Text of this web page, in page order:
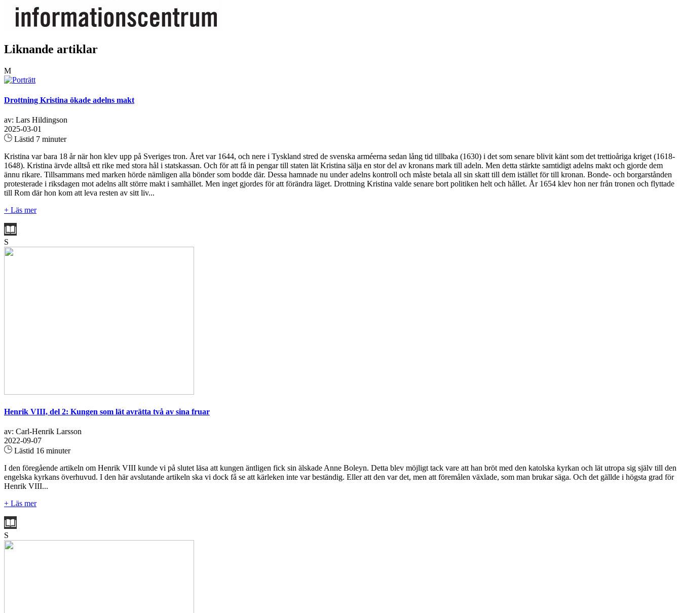
Liknande artiklar
M
Drottning Kristina ökade adelns makt
av: Lars Hildingson
2025-03-01
Lästid 7 minuter
Kristina var bara 18 år när hon klev upp på Sveriges tron. Året var 1644, och nere i Tyskland stred de svenska arméerna sedan lång tid tillbaka (1630) i det som senare blivit känt som det trettioåriga kriget (1618-
1648). Kristina ärvde alltså ett rike med stora hål i statskassan. Och för att få in pengar till staten lät Kristina sälja en stor del av kronans mark till adeln. Men detta stärkte samtidigt adelns makt och gjorde dem
ännu rikare. Tillsammans med marken hörde nämligen alla bönder som bodde där. Dessa hamnade nu under adelns kontroll och måste betala all sin skatt till dem istället för till kronan. Bonde- och borgarstånden
protesterade i riksdagen mot adelns allt större makt i samhället. Men inget gjordes för att förändra läget. Drottning Kristina valde senare bort politiken helt och hållet. År 1654 klev hon ner från tronen och flyttade
till Rom där hon kom att leva resten av sitt liv...
+ Läs mer
S
Henrik VIII, del 2: Kungen som lät avrätta två av sina fruar
av: Carl-Henrik Larsson
2022-09-07
Lästid 16 minuter
I den föregående artikeln om Henrik VIII kunde vi på slutet läsa att kungen äntligen fick sin älskade Anne Boleyn. Detta blev möjligt tack vare att han bröt med den katolska kyrkan och lät utropa sig själv till den
engelska kyrkans överhuvud. I den här avslutande artikeln ska vi dock få se att kärleken inte var beständig. Eller att den var det, men att föremålen växlade, som man brukar säga. Och det gällde i högsta grad för
Henrik VIII...
+ Läs mer
S